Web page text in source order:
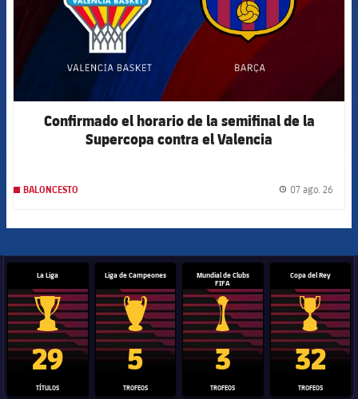
Confirmado el horario de la semifinal de la
Supercopa contra el Valencia
BALONCESTO 07 ago. 26
La Liga
Trofeo de La Liga
29
TÍTULOS
Liga de Campeones
Trofeo de la Liga de Campeones
5
TROFEOS
Mundial de Clubs
FIFA
Trofeo del Mundial de
3
TROFEOS
Copa del Rey
Copa del
32
TROFEOS